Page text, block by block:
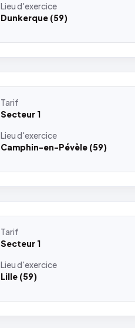
Lieud'exercice
Dunkerque (59)
Tarif
Secteur 1
Lieud'exercice
Camphin-en-Pévèle (59)
Tarif
Secteur 1
Lieud'exercice
Lille (59)